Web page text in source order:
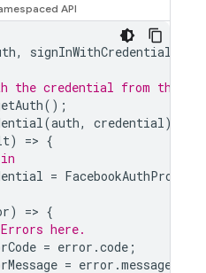
, signInWithCredential
the credential from the
();
(auth, credential)
) => {
=
) => {
here.
= error .code ;
= error .message